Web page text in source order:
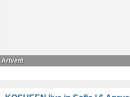
Artvent